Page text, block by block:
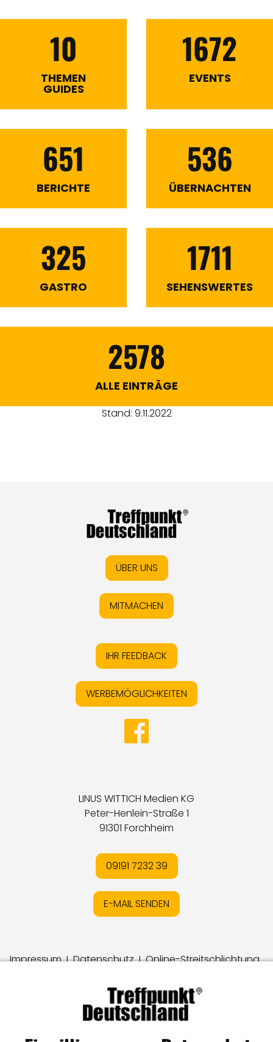
10
THEMEN
GUIDES
1672
EVENTS
651
BERICHTE
536
ÜBERNACHTEN
325
GASTRO
1711
SEHENSWERTES
2578
ALLE EINTRÄGE
Stand: 9.11.2022
ÜBER UNS
MITMACHEN
IHR FEEDBACK
WERBEMÖGLICHKEITEN
LINUS WITTICH Medien KG
Peter-Henlein-Straße 1
91301 Forchheim
09191 7232 39
E-MAIL SENDEN
ImpressumIDatenschutzIOnline-Streitschlichtung
© LW Medien GmbH